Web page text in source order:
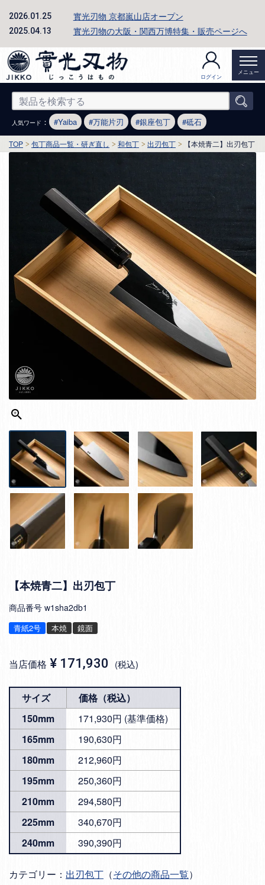
2026.01.25 實光刃物 京都嵐山店オープン
2025.04.13 實光刃物の大阪・関西万博特集・販売ページへ
ログイン
メニュー
人気ワード ： Yaiba 万能片刃 銀座包丁 砥石
TOP 包丁商品一覧・研ぎ直し 和包丁 出刃包丁 【本焼青二】出刃包丁
【本焼青二】出刃包丁
商品番号 w1sha2db1
青紙2号 本焼 鏡面
当店価格 ¥ 171,930 税込
サイズ
価格（税込）
150mm
171,930円 (基準価格)
165mm
190,630円
180mm
212,960円
195mm
250,360円
210mm
294,580円
225mm
340,670円
240mm
390,390円
カテゴリー： 出刃包丁 （その他の商品一覧）